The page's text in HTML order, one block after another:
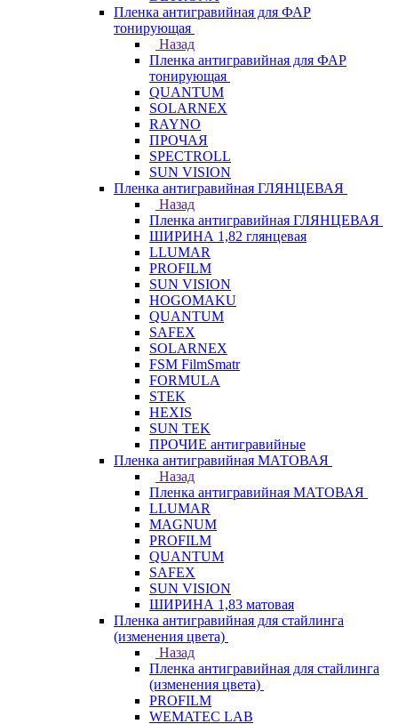
Пленка антигравийная для ФАР
тонирующая
Назад
Пленка антигравийная для ФАР
тонирующая
QUANTUM
SOLARNEX
RAYNO
ПРОЧАЯ
SPECTROLL
SUN VISION
Пленка антигравийная ГЛЯНЦЕВАЯ
Назад
Пленка антигравийная ГЛЯНЦЕВАЯ
ШИРИНА 1,82 глянцевая
LLUMAR
PROFILM
SUN VISION
HOGOMAKU
QUANTUM
SAFEX
SOLARNEX
FSM FilmSmatr
FORMULA
STEK
HEXIS
SUN TEK
ПРОЧИЕ антигравийные
Пленка антигравийная МАТОВАЯ
Назад
Пленка антигравийная МАТОВАЯ
LLUMAR
MAGNUM
PROFILM
QUANTUM
SAFEX
SUN VISION
ШИРИНА 1,83 матовая
Пленка антигравийная для стайлинга
(изменения цвета)
Назад
Пленка антигравийная для стайлинга
(изменения цвета)
PROFILM
WEMATEC LAB